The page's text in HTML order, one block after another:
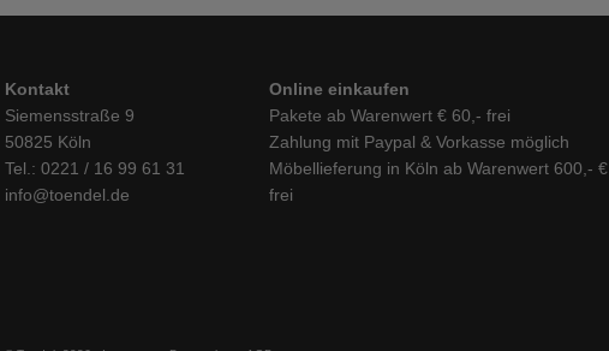
Kontakt
Siemensstraße 9
50825 Köln
Tel.: 0221 / 16 99 61 31
info@toendel.de
Online einkaufen
Pakete ab Warenwert € 60,- frei
Zahlung mit Paypal & Vorkasse möglich
Möbellieferung in Köln ab Warenwert 600,- €
frei